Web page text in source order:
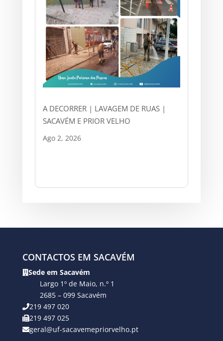
A DECORRER | LAVAGEM DE RUAS |
SACAVÉM E PRIOR VELHO
Ago 2, 2026
CONTACTOS EM SACAVÉM
Sede em Sacavém
Largo 1º de Maio, n.º 1
2685 – 099 Sacavém
219 497 020
219 497 025
geral@uf-sacavemepriorvelho.pt